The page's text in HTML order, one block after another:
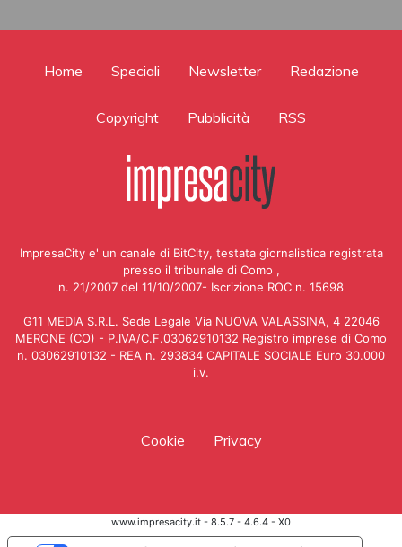
Home Speciali Newsletter Redazione
Copyright Pubblicità RSS
ImpresaCity e' un canale di BitCity, testata giornalistica registrata
presso il tribunale di Como ,
n. 21/2007 del 11/10/2007- Iscrizione ROC n. 15698
G11 MEDIA S.R.L. Sede Legale Via NUOVA VALASSINA, 4 22046
MERONE (CO) - P.IVA/C.F.03062910132 Registro imprese di Como
n. 03062910132 - REA n. 293834 CAPITALE SOCIALE Euro 30.000
i.v.
Cookie Privacy
www.impresacity.it - 8.5.7 - 4.6.4 - X0